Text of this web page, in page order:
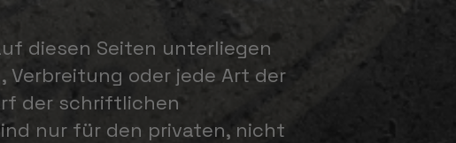
diesen Seiten unterliegen
oder jede Art der
der schriftlichen
nur für den privaten, nicht